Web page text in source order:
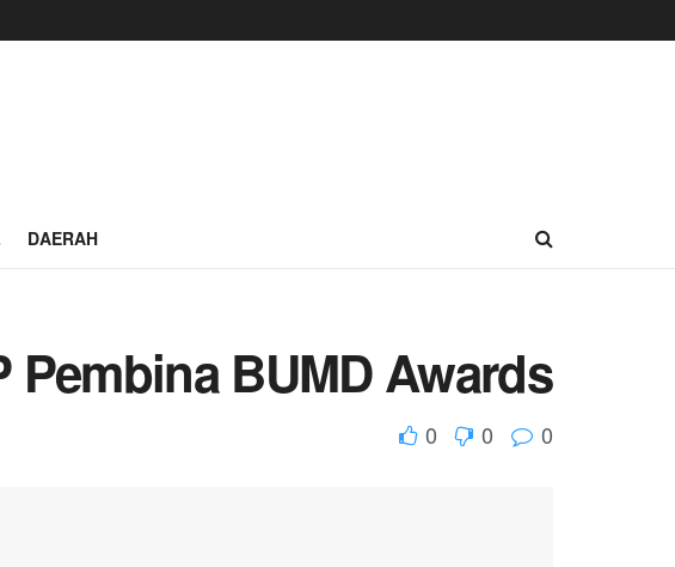
DAERAH
Pembina BUMD Awards
0 0 0